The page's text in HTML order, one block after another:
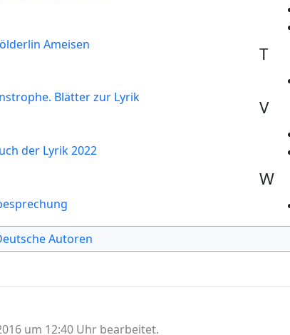
Ameisen
Blätter zur Lyrik
der Lyrik 2022
T
V
W
Autoren
um 12:40 Uhr bearbeitet.